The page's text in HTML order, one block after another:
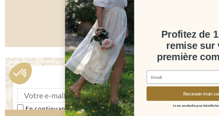
4.6 /5
384 avis
Newsletter
En continuant, vous acceptez les conditions générales et la
Profitez de 10% de
remise sur votre
première commande
Recevoir mon code
Je ne souhaite pas bénéficier de l'offre